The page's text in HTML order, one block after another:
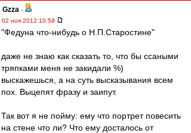
Gzza -
02 ноя 2012 10:59
"Федуна что-нибудь о Н.П.Старостине"
даже не знаю как сказать то, что бы ссаными
тряпками меня не закидали %)
выскажешься, а на суть высказывания всем
пох. Выцепят фразу и заипут.
Так вот я не пойму: ему что портрет повесить
на стене что ли? Что ему досталось от